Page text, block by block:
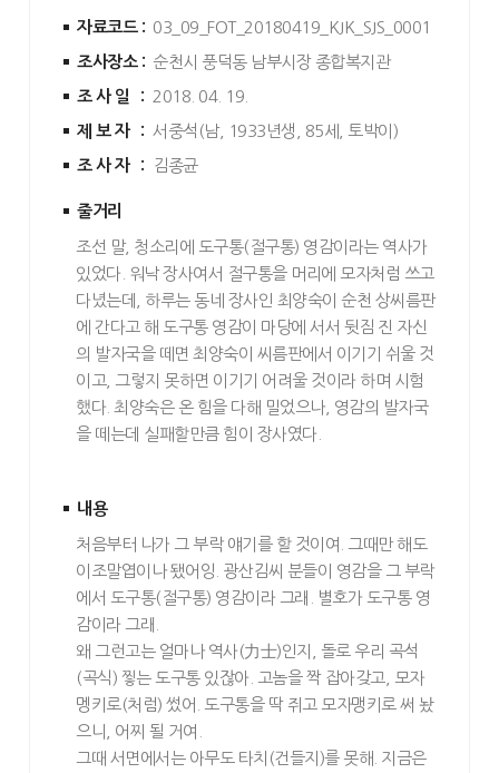
자료코드 : 03_09_FOT_20180419_KJK_SJS_0001
조사장소 : 순천시 풍덕동 남부시장 종합복지관
조사일 : 2018. 04. 19.
제보자 : 서중석(남, 1933년생, 85세, 토박이)
조사자 : 김종균
줄거리
조선 말, 청소리에 도구통(절구통) 영감이라는 역사가
있었다. 워낙 장사여서 절구통을 머리에 모자처럼 쓰고
다녔는데, 하루는 동네 장사인 최양숙이 순천 상씨름판
에 간다고 해 도구통 영감이 마당에 서서 뒷짐 진 자신
의 발자국을 떼면 최양숙이 씨름판에서 이기기 쉬울 것
이고, 그렇지 못하면 이기기 어려울 것이라 하며 시험
했다. 최양숙은 온 힘을 다해 밀었으나, 영감의 발자국
을 떼는데 실패할만큼 힘이 장사였다.
내용
처음부터 나가 그 부락 얘기를 할 것이여. 그때만 해도
이조말엽이나 됐어잉. 광산김씨 분들이 영감을 그 부락
에서 도구통(절구통) 영감이라 그래. 별호가 도구통 영
감이라 그래.
왜 그런고는 얼마나 역사(力士)인지, 돌로 우리 곡석
(곡식) 찧는 도구통 있잖아. 고놈을 짝 잡아갖고, 모자
멩키로(처럼) 썼어. 도구통을 딱 쥐고 모자맹키로 써 놨
으니, 어찌 될 거여.
그때 서면에서는 아무도 타치(건들지)를 못해. 지금은